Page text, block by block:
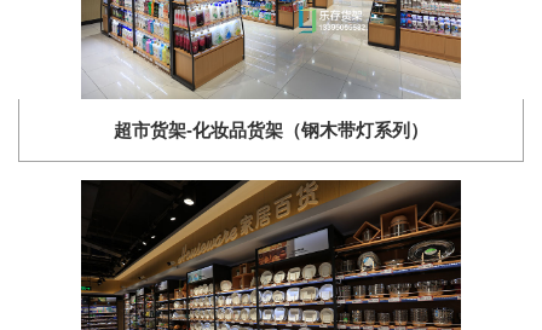
超市货架-化妆品货架（钢木带灯系列）